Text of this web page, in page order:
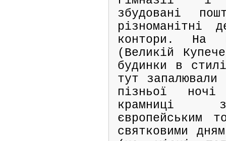
збудовані
різноманітні
контори. На
(Великій
будинки в
тут
пізньої ночі
крамниці з
європейським
святковими